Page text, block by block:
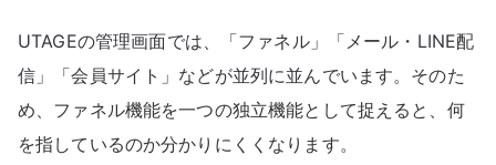
UTAGEの管理画面では、「ファネル」「メール・LINE配
信」「会員サイト」などが並列に並んでいます。そのた
め、ファネル機能を一つの独立機能として捉えると、何
を指しているのか分かりにくくなります。